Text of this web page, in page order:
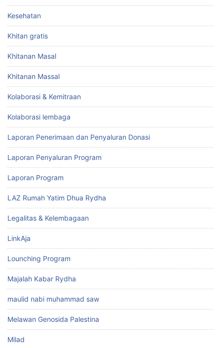
Kesehatan
Khitan gratis
Khitanan Masal
Khitanan Massal
Kolaborasi & Kemitraan
Kolaborasi lembaga
Laporan Penerimaan dan Penyaluran Donasi
Laporan Penyaluran Program
Laporan Program
LAZ Rumah Yatim Dhua Rydha
Legalitas & Kelembagaan
LinkAja
Lounching Program
Majalah Kabar Rydha
maulid nabi muhammad saw
Melawan Genosida Palestina
Milad